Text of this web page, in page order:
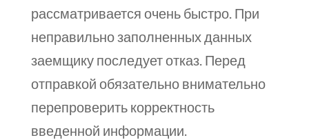
рассматривается очень быстро. При
неправильно заполненных данных
заемщику последует отказ. Перед
отправкой обязательно внимательно
перепроверить корректность
введенной информации.